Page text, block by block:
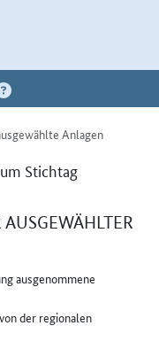
Anlagen
Stichtag
ausgenommene
der regionalen